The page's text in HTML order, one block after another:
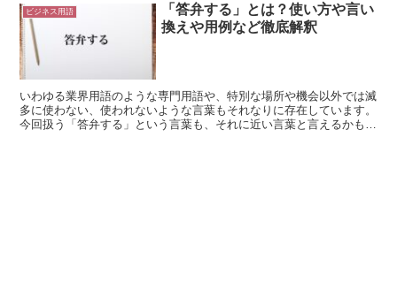
ビジネス用語
「答弁する」とは？使い方や言い
換えや用例など徹底解釈
いわゆる業界用語のような専門用語や、特別な場所や機会以外では滅
多に使わない、使われないような言葉もそれなりに存在しています。
今回扱う「答弁する」という言葉も、それに近い言葉と言えるかもし